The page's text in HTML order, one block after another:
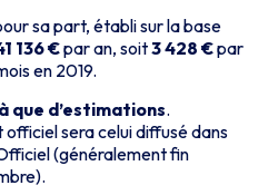
sa part, établi sur la base
136 €par an, soit3 428 €par
en 2019.
que d’estimations.
sera celui diffusé dans
(généralement fin